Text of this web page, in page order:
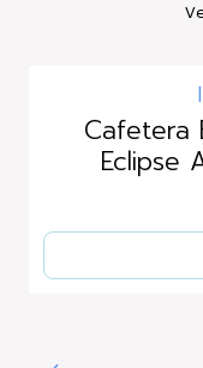
|
Cafetera
Eclipse